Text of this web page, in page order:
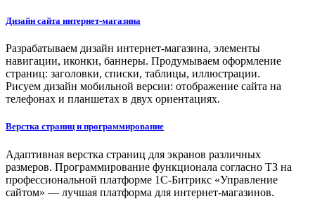
Дизайн сайта интернет-магазина
Разрабатываем дизайн интернет-магазина, элементы
навигации, иконки, баннеры. Продумываем оформление
страниц: заголовки, списки, таблицы, иллюстрации.
Рисуем дизайн мобильной версии: отображение сайта на
телефонах и планшетах в двух ориентациях.
Верстка страниц и программирование
Адаптивная верстка страниц для экранов различных
размеров. Программирование функционала согласно ТЗ на
профессиональной платформе 1С-Битрикс «Управление
сайтом» — лучшая платформа для интернет-магазинов.